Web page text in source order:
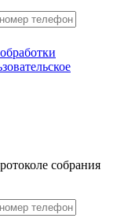
собрания